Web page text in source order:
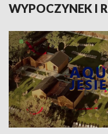
WYPOCZYNEK I